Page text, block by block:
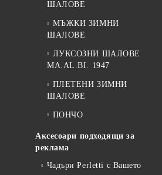
ШАЛОВЕ
МЪЖКИ ЗИМНИ
ШАЛОВЕ
ЛУКСОЗНИ ШАЛОВЕ
MA.AL.BI. 1947
ПЛЕТЕНИ ЗИМНИ
ШАЛОВЕ
ПОНЧО
Аксесоари подходящи за
реклама
Чадъри Perletti с Вашето